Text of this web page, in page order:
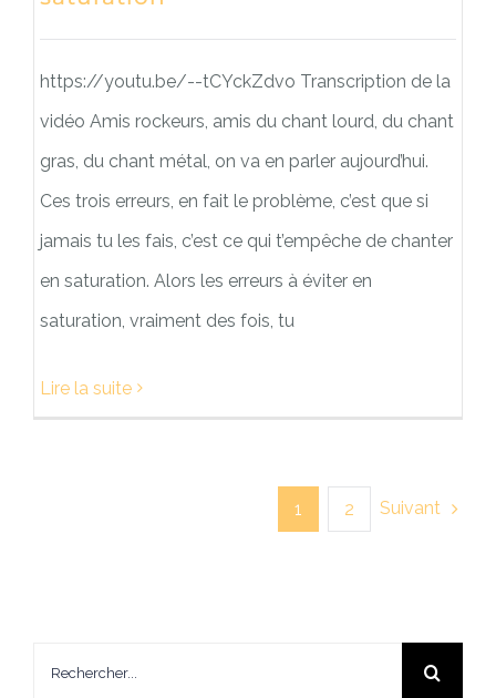
https://youtu.be/--tCYckZdvo Transcription de la
vidéo Amis rockeurs, amis du chant lourd, du chant
gras, du chant métal, on va en parler aujourd’hui.
Ces trois erreurs, en fait le problème, c’est que si
jamais tu les fais, c’est ce qui t’empêche de chanter
en saturation. Alors les erreurs à éviter en
saturation, vraiment des fois, tu
Lire la suite
1 2 Suivant